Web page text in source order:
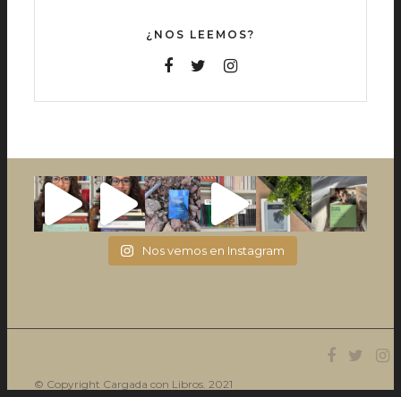
¿NOS LEEMOS?
Nos vemos en Instagram
© Copyright Cargada con Libros. 2021